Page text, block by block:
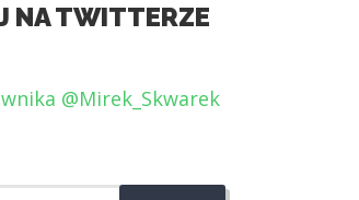
NA TWITTERZE
@Mirek_Skwarek